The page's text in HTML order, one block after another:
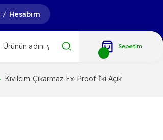
/ Hesabım
Sepetim
Kıvılcım Çıkarmaz Ex-Proof İki Açık Ağız